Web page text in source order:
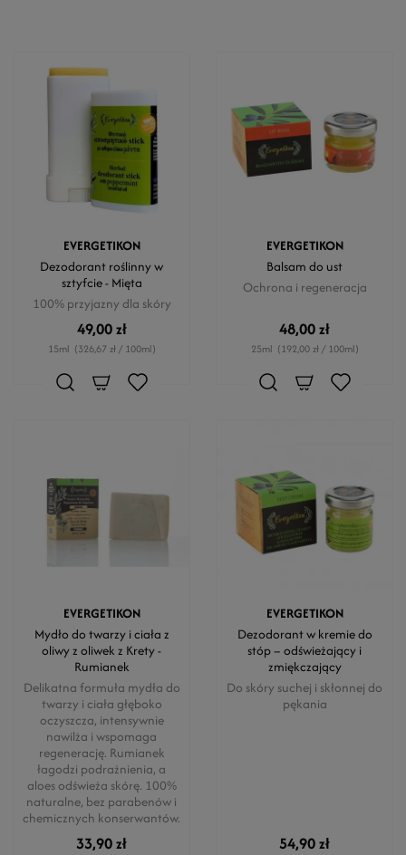
EVERGETIKON
Dezodorant roślinny w
sztyfcie - Mięta
100% przyjazny dla skóry
49,00 zł
15ml (326,67 zł / 100ml)
EVERGETIKON
Balsam do ust
Ochrona i regeneracja
48,00 zł
25ml (192,00 zł / 100ml)
EVERGETIKON
Mydło do twarzy i ciała z
oliwy z oliwek z Krety -
Rumianek
Delikatna formuła mydła do
twarzy i ciała głęboko
oczyszcza, intensywnie
nawilża i wspomaga
regenerację. Rumianek
łagodzi podrażnienia, a
aloes odświeża skórę. 100%
naturalne, bez parabenów i
chemicznych konserwantów.
33,90 zł
EVERGETIKON
Dezodorant w kremie do
stóp – odświeżający i
zmiękczający
Do skóry suchej i skłonnej do
pękania
54,90 zł